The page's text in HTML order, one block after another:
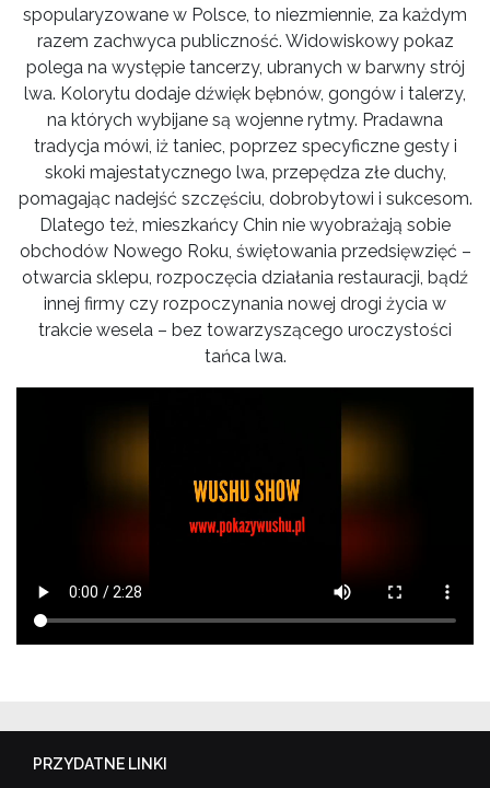
spopularyzowane w Polsce, to niezmiennie, za każdym
razem zachwyca publiczność. Widowiskowy pokaz
polega na występie tancerzy, ubranych w barwny strój
lwa. Kolorytu dodaje dźwięk bębnów, gongów i talerzy,
na których wybijane są wojenne rytmy. Pradawna
tradycja mówi, iż taniec, poprzez specyficzne gesty i
skoki majestatycznego lwa, przepędza złe duchy,
pomagając nadejść szczęściu, dobrobytowi i sukcesom.
Dlatego też, mieszkańcy Chin nie wyobrażają sobie
obchodów Nowego Roku, świętowania przedsięwzięć –
otwarcia sklepu, rozpoczęcia działania restauracji, bądź
innej firmy czy rozpoczynania nowej drogi życia w
trakcie wesela – bez towarzyszącego uroczystości
tańca lwa.
PRZYDATNE LINKI